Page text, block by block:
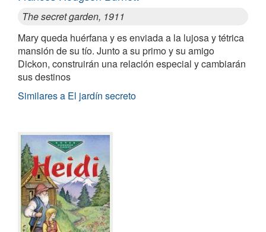
The secret garden, 1911
Mary queda huérfana y es enviada a la lujosa y tétrica
mansión de su tío. Junto a su primo y su amigo
Dickon, construirán una relación especial y cambiarán
sus destinos
Similares a El jardín secreto